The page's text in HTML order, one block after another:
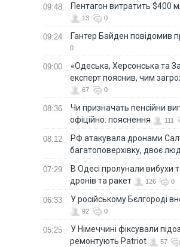
09:48 Пентагон витратить $400
13 0
09:24 Гантер Байден повідомив
0
09:00
«Одеська, Херсонська та
експерт пояснив, чим
67 0
08:36
Чи призначать пенсійни
офіційно: пояснення
111
08:12
РФ атакувала дронами
багатоповерхівку, двоє
07:29
В Одесі пролунали вибухи
дронів та ракет
126 0
06:33 У російському Бєлгороді
92 0
05:25
У Німеччині фіксували
ремонтують Patriot
57